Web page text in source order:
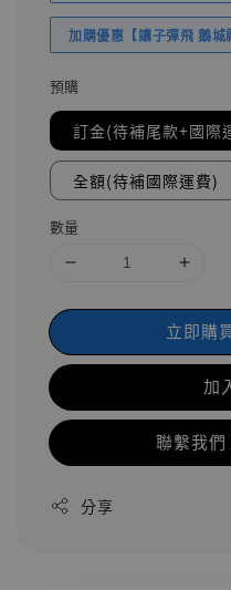
加購優惠【讓子彈飛 鵝城
預購
訂金(待補尾款+國際
全額(待補國際運費)
數量
立即購
加
聯繫我
分享